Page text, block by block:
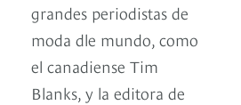
grandes periodistas de
moda dle mundo, como
el canadiense Tim
Blanks, y la editora de